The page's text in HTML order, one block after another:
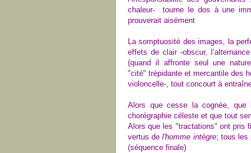
chaleur- tourne le dos à une
prouverait aisément
La somptuosité des images, la
effets de clair -obscur,
(quand il affronte seul une
"cité" trépidante et mercantile des
violoncelle-, tout concourt à
Alors que cesse la cognée, que
chorégraphie céleste et que tout
Alors que les "tractations" ont pris
vertus del'homme intègre; tous les
(séquence finale)